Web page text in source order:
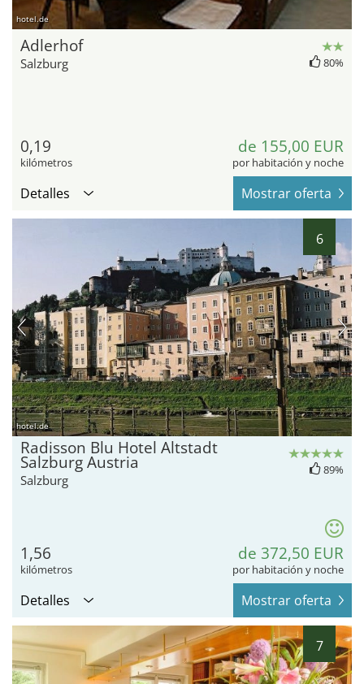
hotel.de
Adlerhof
Salzburg 80%
0,19
kilómetros
de 155,00 EUR
por habitación y noche
Detalles Mostrar oferta
6
hotel.de
Radisson Blu Hotel Altstadt
Salzburg Austria
Salzburg
89%
1,56
kilómetros
de 372,50 EUR
por habitación y noche
Detalles Mostrar oferta
7